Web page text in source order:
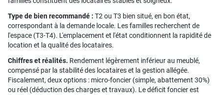
Type de bien recommandé : T2 ou T3 bien situé, en bon état,
correspondant à la demande locale. Les familles recherchent de
l'espace (T3-T4). L'emplacement et l'état conditionnent la rapidité de
location et la qualité des locataires.
Chiffres et réalités. Rendement légèrement inférieur au meublé,
compensé par la stabilité des locataires et la gestion allégée.
Fiscalement, deux options : micro-foncier (simple, abattement 30%)
ou réel (déduction des charges et travaux). Le déficit foncier est